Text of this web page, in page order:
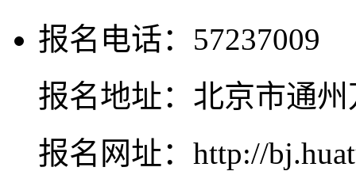
报名电话：57237009
报名地址：北京市通
报名网址：http://